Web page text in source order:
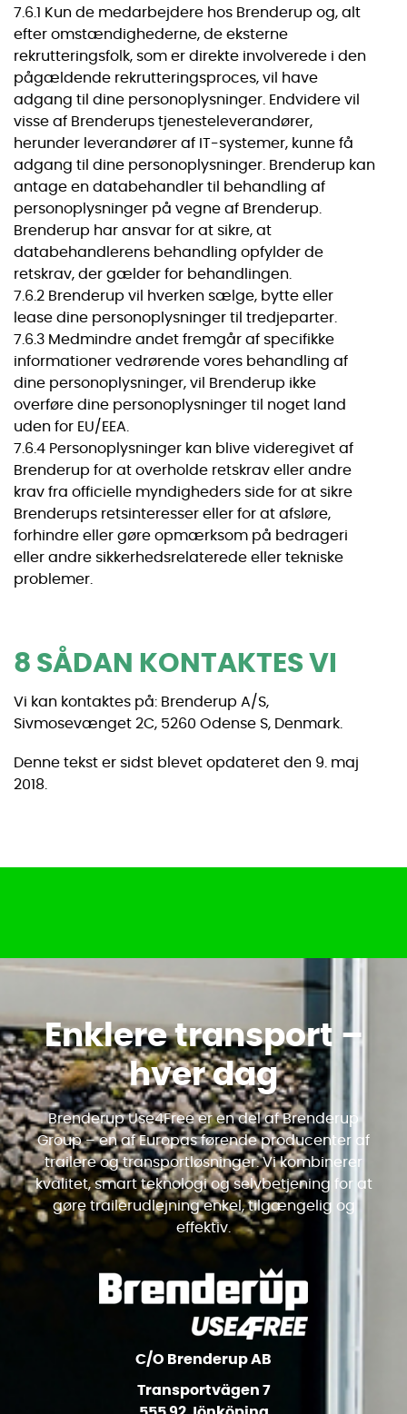
7.6.1 Kun de medarbejdere hos Brenderup og, alt
efter omstændighederne, de eksterne
rekrutteringsfolk, som er direkte involverede i den
pågældende rekrutteringsproces, vil have
adgang til dine personoplysninger. Endvidere vil
visse af Brenderups tjenesteleverandører,
herunder leverandører af IT-systemer, kunne få
adgang til dine personoplysninger. Brenderup kan
antage en databehandler til behandling af
personoplysninger på vegne af Brenderup.
Brenderup har ansvar for at sikre, at
databehandlerens behandling opfylder de
retskrav, der gælder for behandlingen.
7.6.2 Brenderup vil hverken sælge, bytte eller
lease dine personoplysninger til tredjeparter.
7.6.3 Medmindre andet fremgår af specifikke
informationer vedrørende vores behandling af
dine personoplysninger, vil Brenderup ikke
overføre dine personoplysninger til noget land
uden for EU/EEA.
7.6.4 Personoplysninger kan blive videregivet af
Brenderup for at overholde retskrav eller andre
krav fra officielle myndigheders side for at sikre
Brenderups retsinteresser eller for at afsløre,
forhindre eller gøre opmærksom på bedrageri
eller andre sikkerhedsrelaterede eller tekniske
problemer.
8 SÅDAN KONTAKTES VI
Vi kan kontaktes på: Brenderup A/S,
Sivmosevænget 2C, 5260 Odense S, Denmark.
Denne tekst er sidst blevet opdateret den 9. maj
2018.
Enklere transport –
hver dag
Brenderup Use4Free er en del af Brenderup
Group – en af Europas førende producenter af
trailere og transportløsninger. Vi kombinerer
kvalitet, smart teknologi og selvbetjening for at
gøre trailerudlejning enkel, tilgængelig og
effektiv.
C/O Brenderup AB
Transportvägen 7